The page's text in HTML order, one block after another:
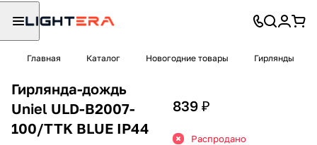
Главная Каталог Новогодние товары Гирлянды
Гирлянда-дождь
Uniel ULD-B2007-
100/TTK BLUE IP44
839 ₽
Распродано